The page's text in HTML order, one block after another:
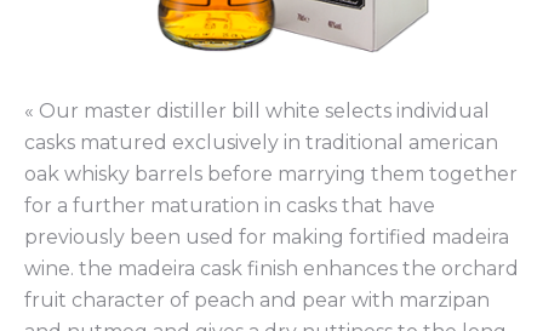
« Our master distiller bill white selects individual
casks matured exclusively in traditional american
oak whisky barrels before marrying them together
for a further maturation in casks that have
previously been used for making fortified madeira
wine. the madeira cask finish enhances the orchard
fruit character of peach and pear with marzipan